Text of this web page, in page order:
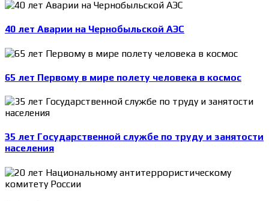
40 лет Аварии на Чернобыльской АЭС
65 лет Первому в мире полету человека в космос
35 лет Государственной службе по труду и занятости
населения